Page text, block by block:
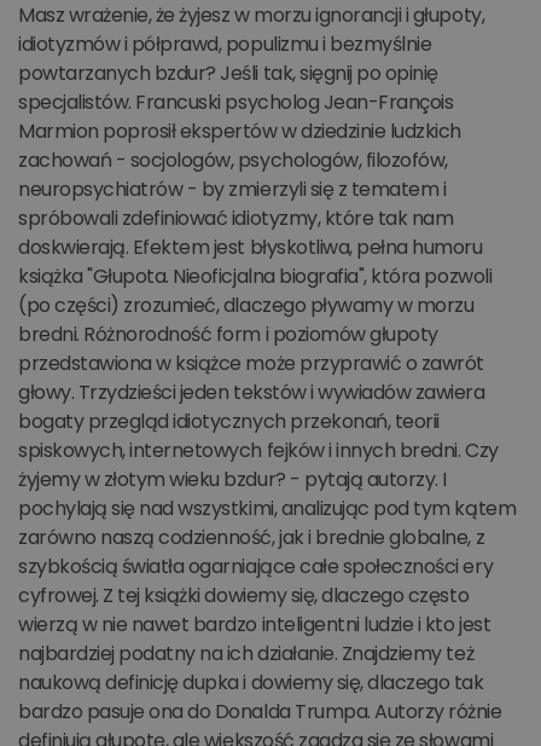
Masz wrażenie, że żyjesz w morzu ignorancji i głupoty,
idiotyzmów i półprawd, populizmu i bezmyślnie
powtarzanych bzdur? Jeśli tak, sięgnij po opinię
specjalistów. Francuski psycholog Jean-François
Marmion poprosił ekspertów w dziedzinie ludzkich
zachowań - socjologów, psychologów, filozofów,
neuropsychiatrów - by zmierzyli się z tematem i
spróbowali zdefiniować idiotyzmy, które tak nam
doskwierają. Efektem jest błyskotliwa, pełna humoru
książka "Głupota. Nieoficjalna biografia", która pozwoli
(po części) zrozumieć, dlaczego pływamy w morzu
bredni. Różnorodność form i poziomów głupoty
przedstawiona w książce może przyprawić o zawrót
głowy. Trzydzieści jeden tekstów i wywiadów zawiera
bogaty przegląd idiotycznych przekonań, teorii
spiskowych, internetowych fejków i innych bredni. Czy
żyjemy w złotym wieku bzdur? - pytają autorzy. I
pochylają się nad wszystkimi, analizując pod tym kątem
zarówno naszą codzienność, jak i brednie globalne, z
szybkością światła ogarniające całe społeczności ery
cyfrowej. Z tej książki dowiemy się, dlaczego często
wierzą w nie nawet bardzo inteligentni ludzie i kto jest
najbardziej podatny na ich działanie. Znajdziemy też
naukową definicję dupka i dowiemy się, dlaczego tak
bardzo pasuje ona do Donalda Trumpa. Autorzy różnie